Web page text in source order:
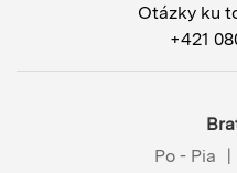
Otázky ku
+421
Po - Pia
|